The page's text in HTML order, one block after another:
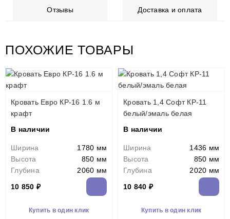
Отзывы Доставка и оплата
ПОХОЖИЕ ТОВАРЫ
Кровать Евро КР-16 1.6 м
крафт
В наличии
Ширина
1780 мм
Высота
850 мм
Глубина
2060 мм
10 850 ₽
Купить в один клик
Кровать 1,4 Софт КР-11
белый/эмаль белая
В наличии
Ширина
1436 мм
Высота
850 мм
Глубина
2020 мм
10 840 ₽
Купить в один клик